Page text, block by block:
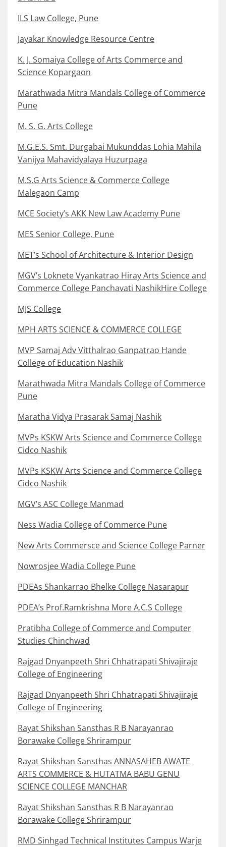
ILS Law College, Pune
Jayakar Knowledge Resource Centre
K. J. Somaiya College of Arts Commerce and
Science Kopargaon
Marathwada Mitra Mandals College of Commerce
Pune
M. S. G. Arts College
M.G.E.S. Smt. Durgabai Mukunddas Lohia Mahila
Vanijya Mahavidyalaya Huzurpaga
M.S.G Arts Science & Commerce College
Malegaon Camp
MCE Society’s AKK New Law Academy Pune
MES Senior College, Pune
MET’s School of Architecture & Interior Design
MGV’s Loknete Vyankatrao Hiray Arts Science and
Commerce College Panchavati NashikHire College
MJS College
MPH ARTS SCIENCE & COMMERCE COLLEGE
MVP Samaj Adv Vitthalrao Ganpatrao Hande
College of Education Nashik
Marathwada Mitra Mandals College of Commerce
Pune
Maratha Vidya Prasarak Samaj Nashik
MVPs KSKW Arts Science and Commerce College
Cidco Nashik
MVPs KSKW Arts Science and Commerce College
Cidco Nashik
MGV’s ASC College Manmad
Ness Wadia College of Commerce Pune
New Arts Commersce and Science College Parner
Nowrosjee Wadia College Pune
PDEAs Shankarrao Bhelke College Nasarapur
PDEA’s Prof.Ramkrishna More A.C.S College
Pratibha College of Commerce and Computer
Studies Chinchwad
Rajgad Dnyanpeeth Shri Chhatrapati Shivajiraje
College of Engineering
Rajgad Dnyanpeeth Shri Chhatrapati Shivajiraje
College of Engineering
Rayat Shikshan Sansthas R B Narayanrao
Borawake College Shrirampur
Rayat Shikshan Sansthas ANNASAHEB AWATE
ARTS COMMERCE & HUTATMA BABU GENU
SCIENCE COLLEGE MANCHAR
Rayat Shikshan Sansthas R B Narayanrao
Borawake College Shrirampur
RMD Sinhgad Technical Institutes Campus Warje